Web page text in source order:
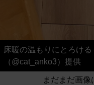
床暖の温もりにとろけ
（@cat_anko3）提供
まだまだ画像